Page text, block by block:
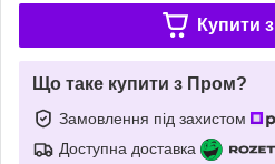
Купити з
Що таке купити з Пром?
Замовлення під захистом
Доступна доставка